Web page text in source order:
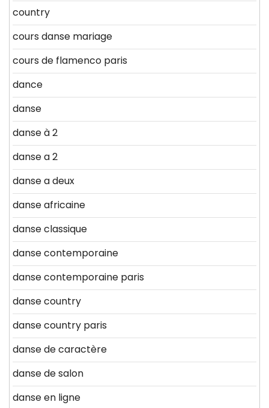
country
cours danse mariage
cours de flamenco paris
dance
danse
danse à 2
danse a 2
danse a deux
danse africaine
danse classique
danse contemporaine
danse contemporaine paris
danse country
danse country paris
danse de caractère
danse de salon
danse en ligne